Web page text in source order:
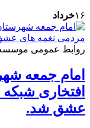
۱۶خرداد
روابط عمومی
امام جمعه
افتخاری
عشق شد.